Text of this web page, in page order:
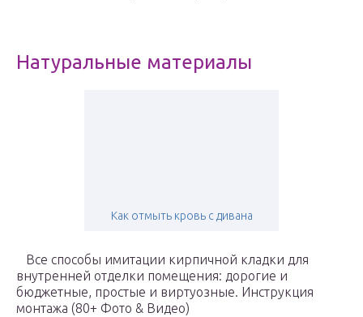
Натуральные материалы
Как отмыть кровь с дивана
Все способы имитации кирпичной кладки для
внутренней отделки помещения: дорогие и
бюджетные, простые и виртуозные. Инструкция
монтажа (80+ Фото & Видео)